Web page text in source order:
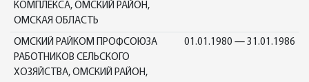
КОМПЛЕКСА, ОМСКИЙ РАЙОН,
ОМСКАЯ ОБЛАСТЬ
ОМСКИЙ РАЙКОМ ПРОФСОЮЗА
РАБОТНИКОВ СЕЛЬСКОГО
ХОЗЯЙСТВА, ОМСКИЙ РАЙОН,
01.01.1980 — 31.01.1986